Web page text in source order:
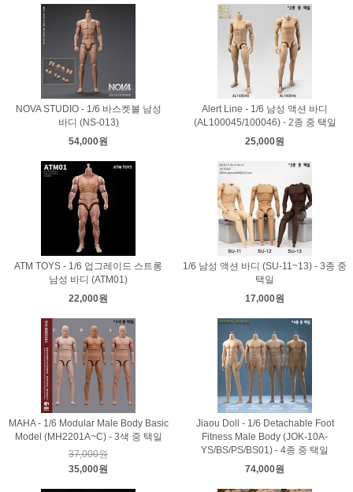
NOVA STUDIO - 1/6 바스켓볼 남성
바디 (NS-013)
54,000원
Alert Line - 1/6 남성 액션 바디
(AL100045/100046) - 2종 중 택일
25,000원
ATM TOYS - 1/6 업그레이드 스트롱
남성 바디 (ATM01)
22,000원
1/6 남성 액션 바디 (SU-11~13) - 3종 중
택일
17,000원
MAHA - 1/6 Modular Male Body Basic
Model (MH2201A~C) - 3색 중 택일
37,000원
35,000원
Jiaou Doll - 1/6 Detachable Foot
Fitness Male Body (JOK-10A-
YS/BS/PS/BS01) - 4종 중 택일
74,000원